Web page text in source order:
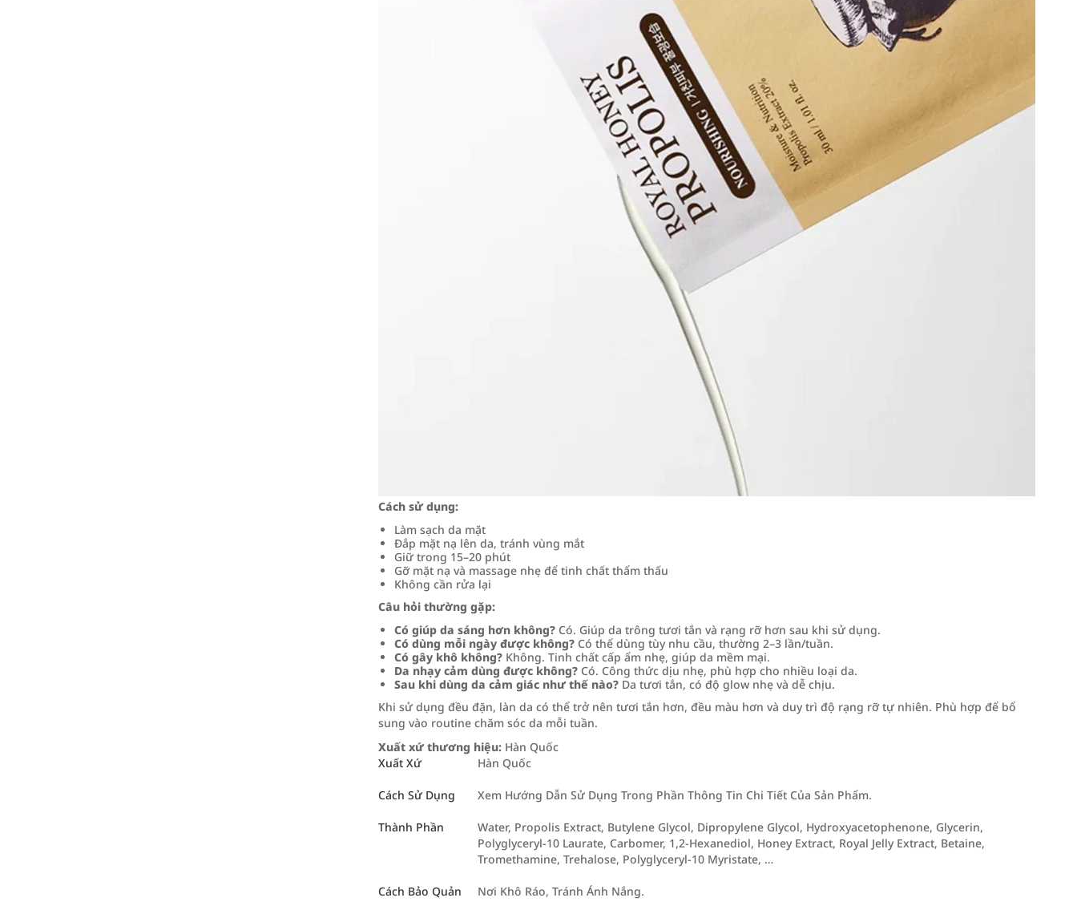
Cách sử dụng:
Làm sạch da mặt
Đắp mặt nạ lên da, tránh vùng mắt
Giữ trong 15–20 phút
Gỡ mặt nạ và massage nhẹ để tinh chất thẩm thấu
Không cần rửa lại
Câu hỏi thường gặp:
Có giúp da sáng hơn không? Có. Giúp da trông tươi tắn và rạng rỡ hơn sau khi sử dụng.
Có dùng mỗi ngày được không? Có thể dùng tùy nhu cầu, thường 2–3 lần/tuần.
Có gây khô không? Không. Tinh chất cấp ẩm nhẹ, giúp da mềm mại.
Da nhạy cảm dùng được không? Có. Công thức dịu nhẹ, phù hợp cho nhiều loại da.
Sau khi dùng da cảm giác như thế nào? Da tươi tắn, có độ glow nhẹ và dễ chịu.
Khi sử dụng đều đặn, làn da có thể trở nên tươi tắn hơn, đều màu hơn và duy trì độ rạng rỡ tự nhiên. Phù hợp để bổ
sung vào routine chăm sóc da mỗi tuần.
Xuất xứ thương hiệu: Hàn Quốc
Xuất Xứ
Hàn Quốc
Cách Sử Dụng Xem Hướng Dẫn Sử Dụng Trong Phần Thông Tin Chi Tiết Của Sản Phẩm.
Thành Phần
Water, Propolis Extract, Butylene Glycol, Dipropylene Glycol, Hydroxyacetophenone, Glycerin,
Polyglyceryl-10 Laurate, Carbomer, 1,2-Hexanediol, Honey Extract, Royal Jelly Extract, Betaine,
Tromethamine, Trehalose, Polyglyceryl-10 Myristate, …
Cách Bảo Quản Nơi Khô Ráo, Tránh Ánh Nắng.